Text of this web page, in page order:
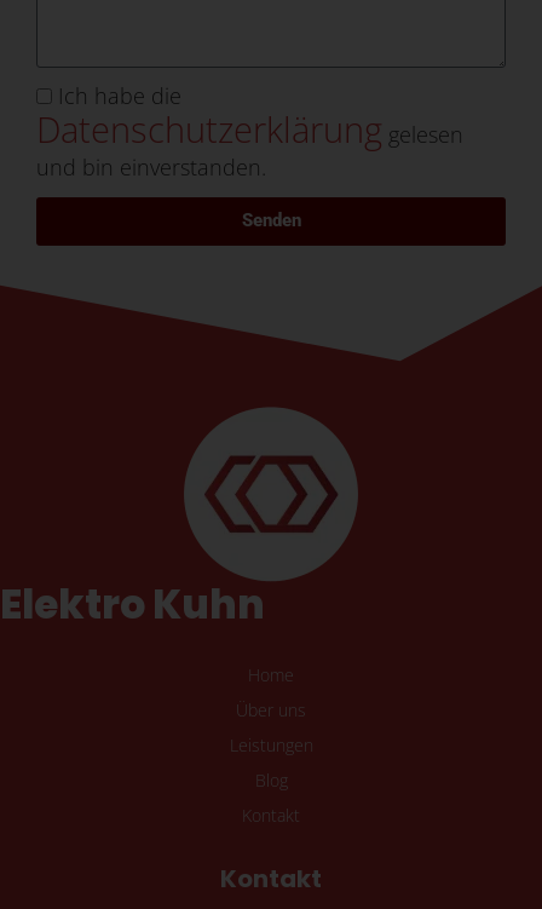
Ich habe die
Datenschutzerklärung gelesen
und bin einverstanden.
Senden
Elektro Kuhn
Home
Über uns
Leistungen
Blog
Kontakt
Kontakt